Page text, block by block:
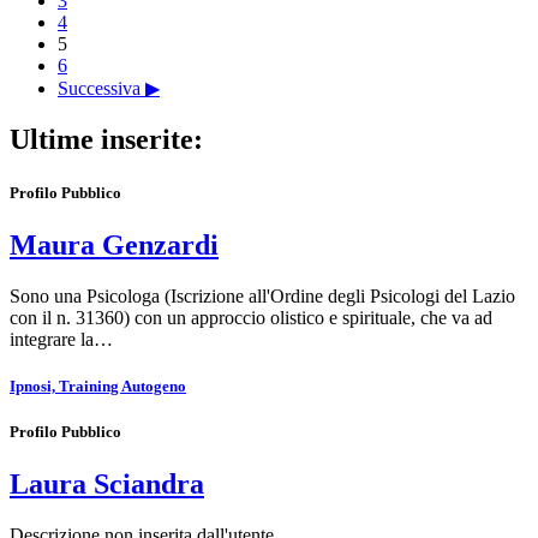
4
5
6
Successiva ▶
Ultime inserite:
Profilo Pubblico
Maura Genzardi
Sono una Psicologa (Iscrizione all'Ordine degli Psicologi del Lazio
con il n. 31360) con un approccio olistico e spirituale, che va ad
integrare la…
Ipnosi, Training Autogeno
Profilo Pubblico
Laura Sciandra